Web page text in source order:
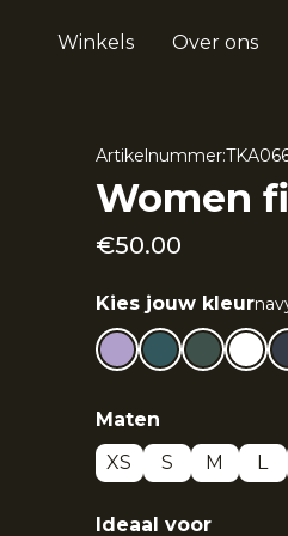
Winkels Over ons
Artikelnummer:
Women
€50.00
Kies jouw kleur
Maten
XS
S M L
Ideaal voor